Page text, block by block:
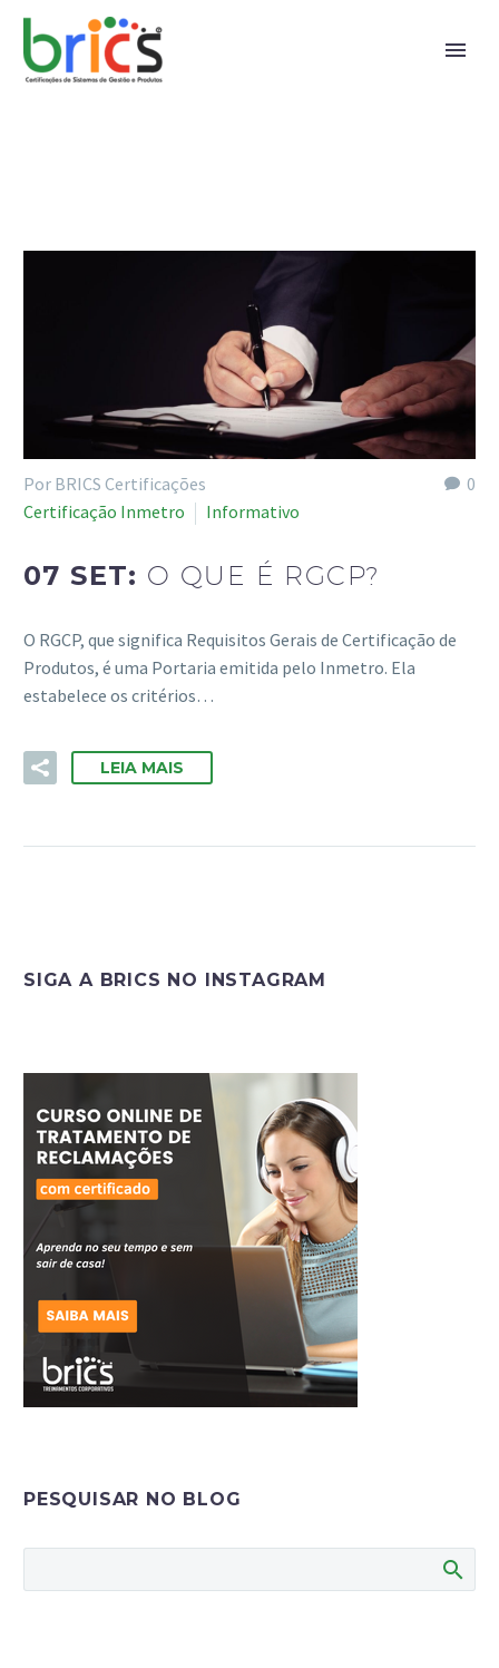
0
Por BRICS Certificações
Certificação Inmetro
Informativo
07 SET: O QUE É RGCP?
O RGCP, que significa Requisitos Gerais de Certificação de
Produtos, é uma Portaria emitida pelo Inmetro. Ela
estabelece os critérios…
LEIA MAIS
SIGA A BRICS NO INSTAGRAM
PESQUISAR NO BLOG